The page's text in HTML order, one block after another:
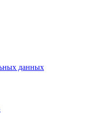
данных